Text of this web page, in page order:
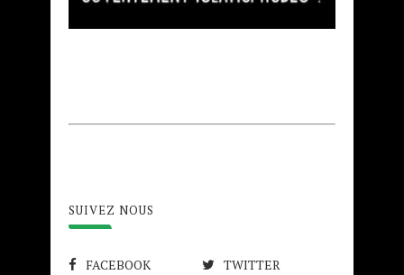
SUIVEZ NOUS
FACEBOOK
TWITTER